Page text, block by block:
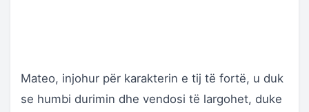
Mateo, injohur për karakterin e tij të fortë, u duk
se humbi durimin dhe vendosi të largohet, duke